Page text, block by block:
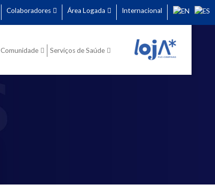
Colaboradores Área Logada Internacional
Comunidade Serviços de Saúde